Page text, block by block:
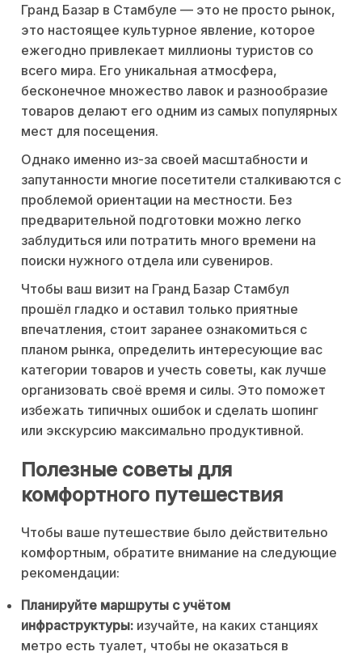
Гранд Базар в Стамбуле — это не просто рынок,
это настоящее культурное явление, которое
ежегодно привлекает миллионы туристов со
всего мира. Его уникальная атмосфера,
бесконечное множество лавок и разнообразие
товаров делают его одним из самых популярных
мест для посещения.
Однако именно из-за своей масштабности и
запутанности многие посетители сталкиваются с
проблемой ориентации на местности. Без
предварительной подготовки можно легко
заблудиться или потратить много времени на
поиски нужного отдела или сувениров.
Чтобы ваш визит на Гранд Базар Стамбул
прошёл гладко и оставил только приятные
впечатления, стоит заранее ознакомиться с
планом рынка, определить интересующие вас
категории товаров и учесть советы, как лучше
организовать своё время и силы. Это поможет
избежать типичных ошибок и сделать шопинг
или экскурсию максимально продуктивной.
Полезные советы для
комфортного путешествия
Чтобы ваше путешествие было действительно
комфортным, обратите внимание на следующие
рекомендации:
Планируйте маршруты с учётом
инфраструктуры: изучайте, на каких станциях
метро есть туалет, чтобы не оказаться в